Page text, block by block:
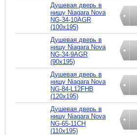
Душевая дверь в
нишу Niagara Nova
NG-34-10AGR
(100х195)
Душевая дверь в
нишу Niagara Nova
NG-34-9AGR
(90х195)
Душевая дверь в
нишу Niagara Nova
NG-84-L12FHB
(120х195)
Душевая дверь в
нишу Niagara Nova
NG-65-11CH
(110х195)